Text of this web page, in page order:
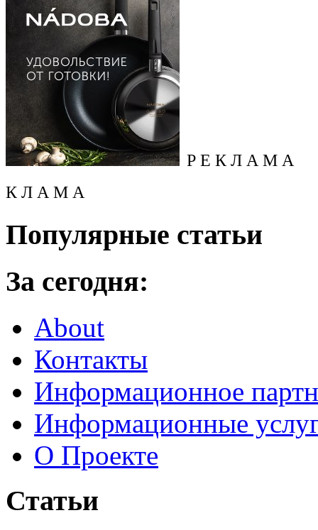
Р Е К Л А М А
К Л А М А
Популярные статьи
За сегодня:
About
Контакты
Информационное
Информационные
О Проекте
Статьи